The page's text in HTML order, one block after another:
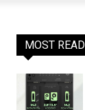
MOST READ